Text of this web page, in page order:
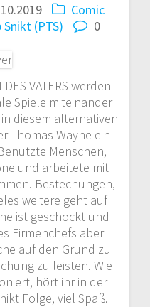
Comic
Snikt (PTS) 0
VATERS werden
Spiele miteinander
diesem alternativen
Thomas Wayne ein
Menschen,
und arbeitete mit
Bestechungen,
weitere geht auf
ist geschockt und
Firmenchefs aber
auf den Grund zu
zu leisten. Wie
hört ihr in der
Folge, viel Spaß.